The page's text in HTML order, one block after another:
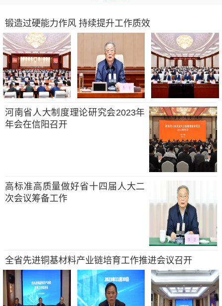
锻造过硬能力作风 持续提升工作质效
河南省人大制度理论研究会2023年
年会在信阳召开
高标准高质量做好省十四届人大二
次会议筹备工作
全省先进铜基材料产业链培育工作推进会议召开